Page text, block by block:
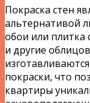
Покраска стен
альтернативой
обои или плитка
и другие
покраски, что
квартиры